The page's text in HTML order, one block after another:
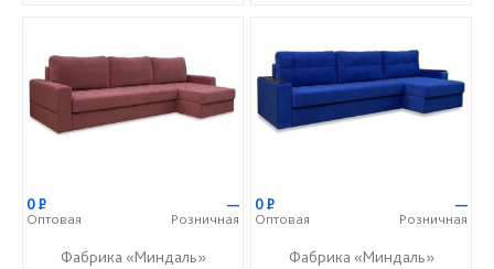
0Р
Оптовая
—
Розничная
Фабрика «Миндаль»
0Р
Оптовая
—
Розничная
Фабрика «Миндаль»